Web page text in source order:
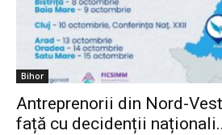
Bihor
Antreprenorii din Nord-
față cu decidenții